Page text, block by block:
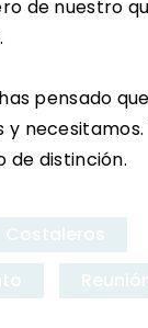
de nuestro
pensado
de distinción.
Costaleros